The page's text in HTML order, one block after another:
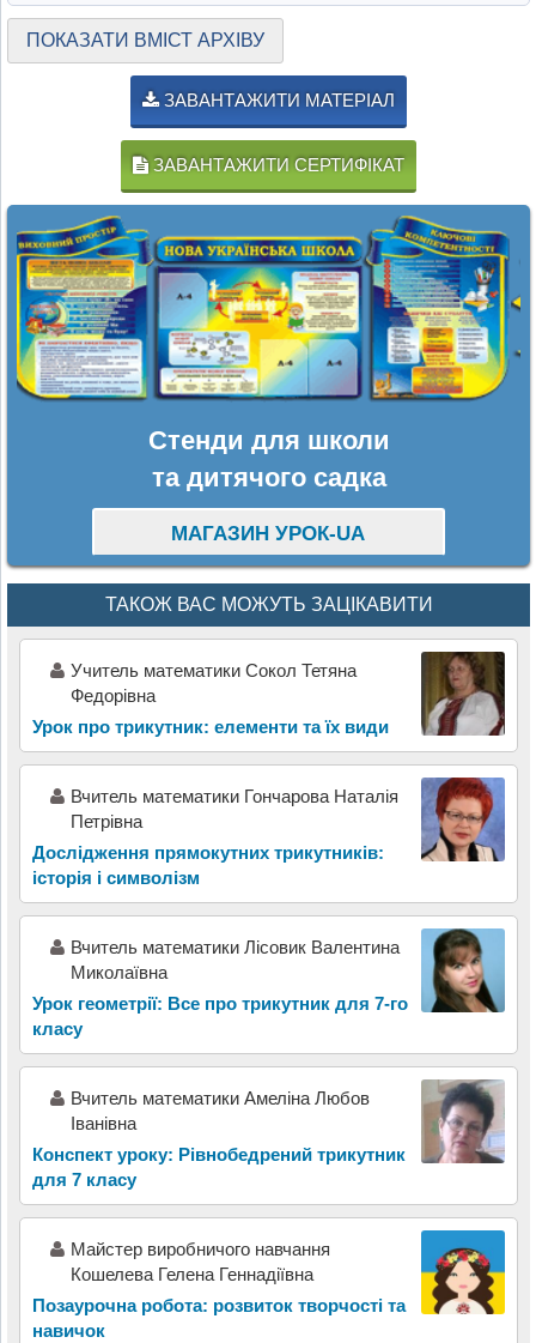
ПОКАЗАТИ ВМІСТ АРХІВУ
ЗАВАНТАЖИТИ МАТЕРІАЛ
ЗАВАНТАЖИТИ СЕРТИФІКАТ
Стенди для школи
та дитячого садка
МАГАЗИН УРОК-UA
ТАКОЖ ВАС МОЖУТЬ ЗАЦІКАВИТИ
Учитель математики Сокол Тетяна
Федорівна
Урок про трикутник: елементи та їх види
Вчитель математики Гончарова Наталія
Петрівна
Дослідження прямокутних трикутників:
історія і символізм
Вчитель математики Лісовик Валентина
Миколаївна
Урок геометрії: Все про трикутник для 7-го
класу
Вчитель математики Амеліна Любов
Іванівна
Конспект уроку: Рівнобедрений трикутник
для 7 класу
Майстер виробничого навчання
Кошелева Гелена Геннадіївна
Позаурочна робота: розвиток творчості та
навичок